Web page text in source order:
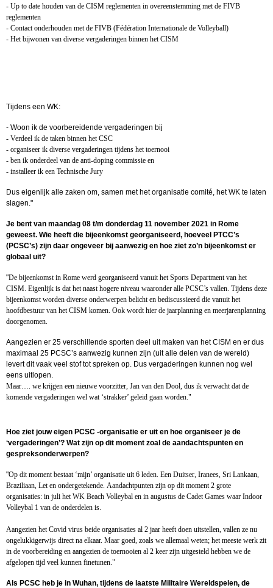
- Up to date houden van de CISM reglementen in overeenstemming met de FIVB
reglementen
- Contact onderhouden met de FIVB (Fédération Internationale de Volleyball)
- Het bijwonen van diverse vergaderingen binnen het CISM
Tijdens een WK:
- Woon ik de voorbereidende vergaderingen bij
- Verdeel ik de taken binnen het CSC
- organiseer ik diverse vergaderingen tijdens het toernooi
- ben ik onderdeel van de anti-doping commissie en
- installeer ik een Technische Jury
Dus eigenlijk alle zaken om, samen met het organisatie comité, het WK te laten
slagen."
Je bent van maandag 08 t/m donderdag 11 november 2021 in Rome
geweest. Wie heeft die bijeenkomst georganiseerd, hoeveel PTCC’s
(PCSC’s) zijn daar ongeveer bij aanwezig en hoe ziet zo’n bijeenkomst er
globaal uit?
"De bijeenkomst in Rome werd georganiseerd vanuit het Sports Department van het
CISM. Eigenlijk is dat het naast hogere niveau waaronder alle PCSC’s vallen. Tijdens deze
bijeenkomst worden diverse onderwerpen belicht en bediscussieerd die vanuit het
hoofdbestuur van het CISM komen. Ook wordt hier de jaarplanning en meerjarenplanning
doorgenomen.
Aangezien er 25 verschillende sporten deel uit maken van het CISM en er dus
maximaal 25 PCSC’s aanwezig kunnen zijn (uit alle delen van de wereld)
levert dit vaak veel stof tot spreken op. Dus vergaderingen kunnen nog wel
eens uitlopen.
Maar…. we krijgen een nieuwe voorzitter, Jan van den Dool, dus ik verwacht dat de
komende vergaderingen wel wat ‘strakker’ geleid gaan worden."
Hoe ziet jouw eigen PCSC -organisatie er uit en hoe organiseer je de
‘vergaderingen’? Wat zijn op dit moment zoal de aandachtspunten en
gespreksonderwerpen?
"Op dit moment bestaat ‘mijn’ organisatie uit 6 leden. Een Duitser, Iranees, Sri Lankaan,
Braziliaan, Let en ondergetekende. Aandachtpunten zijn op dit moment 2 grote
organisaties: in juli het WK Beach Volleybal en in augustus de Cadet Games waar Indoor
Volleybal 1 van de onderdelen is.
Aangezien het Covid virus beide organisaties al 2 jaar heeft doen uitstellen, vallen ze nu
ongelukkigerwijs direct na elkaar. Maar goed, zoals we allemaal weten; het meeste werk zit
in de voorbereiding en aangezien de toernooien al 2 keer zijn uitgesteld hebben we de
afgelopen tijd veel kunnen finetunen."
Als PCSC heb je in Wuhan, tijdens de laatste Militaire Wereldspelen, de